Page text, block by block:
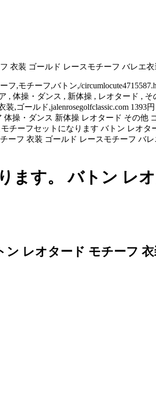
衣装 ゴールド レースモチーフ バレエ衣
,モチーフ,バトン,/
, 体操・ダンス , 新体操 , レオタード ,
,ゴールド,jalenrosegolfclassic.com
操・ダンス 新体操 レオタード その他
チーフセットになります バトン レオ
フ 衣装 ゴールド レースモチーフ バ
ます。 バトン レ
レオタード モチーフ